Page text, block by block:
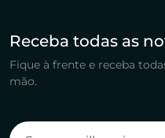
Receba todas as
Fique à frente e receba
mão.